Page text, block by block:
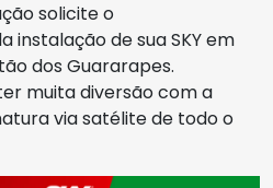
solicite o
instalação de sua SKY em
dos Guararapes.
muita diversão com a
via satélite de todo o